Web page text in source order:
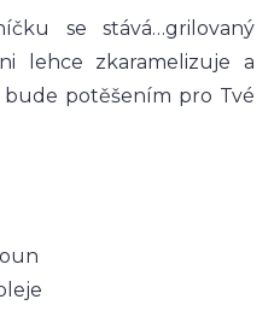
se stává…grilovaný
lehce zkaramelizuje a
bude potěšením pro Tvé